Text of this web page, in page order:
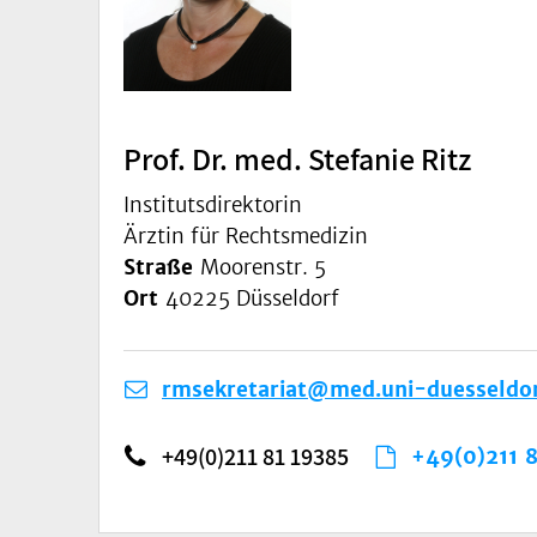
Prof. Dr. med. Stefanie Ritz
Institutsdirektorin
Ärztin für Rechtsmedizin
Straße Moorenstr. 5
Ort 40225 Düsseldorf
rmsekretariat@med.uni-
+49(0)211 81 19385 +49(0)211